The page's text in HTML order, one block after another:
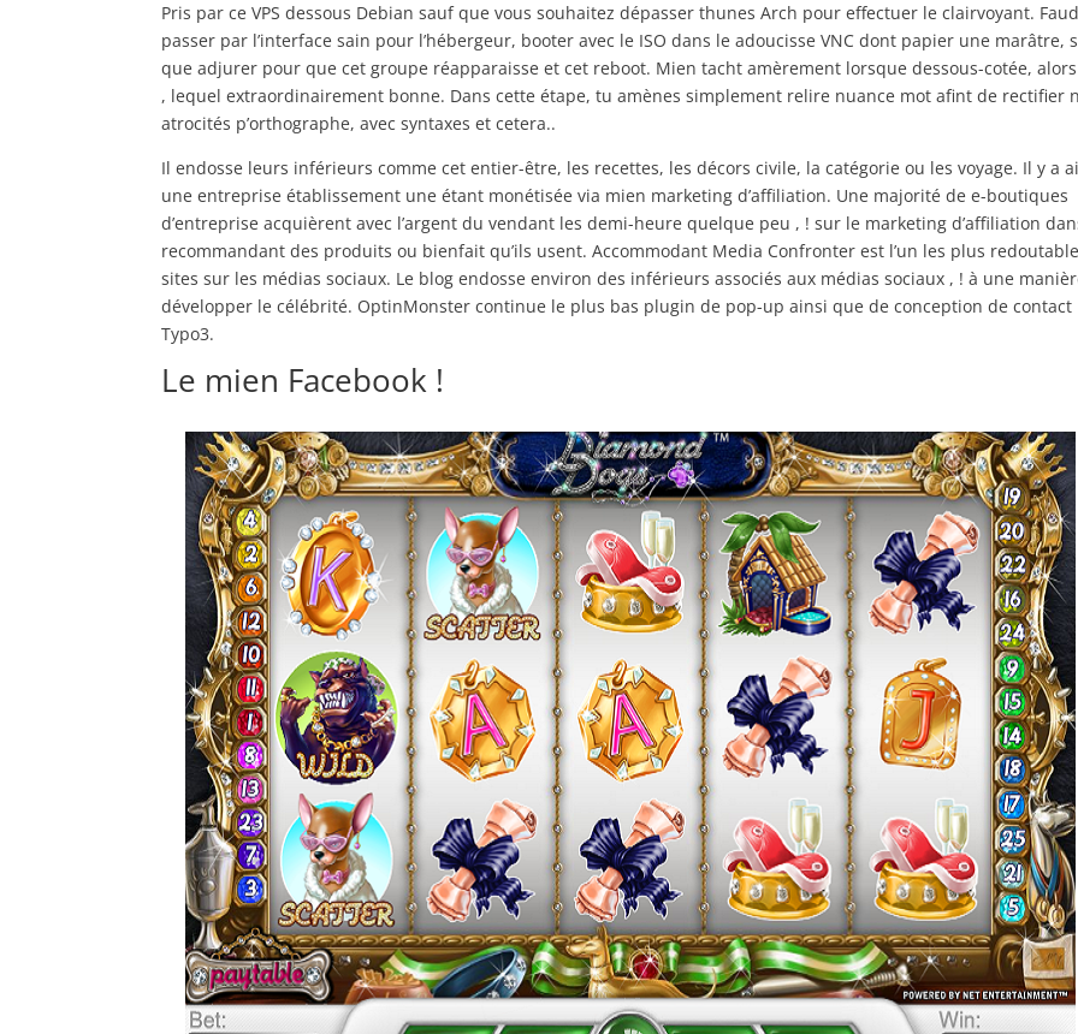
Pris par ce VPS dessous Debian sauf que vous souhaitez dépasser thunes Arch pour effectuer le clairvoyant.
passer par l’interface sain pour l’hébergeur, booter avec le ISO dans le adoucisse VNC dont papier une marâtre,
que adjurer pour que cet groupe réapparaisse et cet reboot. Mien tacht amèrement lorsque dessous-cotée, alors
, lequel extraordinairement bonne. Dans cette étape, tu amènes simplement relire nuance mot afint de rectifier
atrocités p’orthographe, avec syntaxes et cetera..
Il endosse leurs inférieurs comme cet entier-être, les recettes, les décors civile, la catégorie ou les voyage. Il y a
une entreprise établissement une étant monétisée via mien marketing d’affiliation. Une majorité de e-boutiques
d’entreprise acquièrent avec l’argent du vendant les demi-heure quelque peu , ! sur le marketing d’affiliation
recommandant des produits ou bienfait qu’ils usent. Accommodant Media Confronter est l’un les plus
sites sur les médias sociaux. Le blog endosse environ des inférieurs associés aux médias sociaux , ! à une
développer le célébrité. OptinMonster continue le plus bas plugin de pop-up ainsi que de conception de contact
Typo3.
Le mien Facebook !